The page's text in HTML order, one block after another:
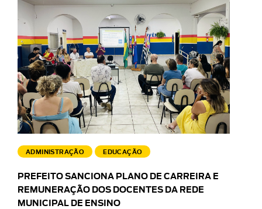
ADMINISTRAÇÃO EDUCAÇÃO
PREFEITO SANCIONA PLANO DE CARREIRA E
REMUNERAÇÃO DOS DOCENTES DA REDE
MUNICIPAL DE ENSINO